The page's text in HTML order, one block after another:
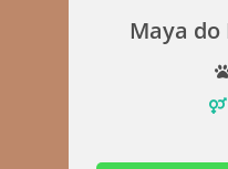
Maya do